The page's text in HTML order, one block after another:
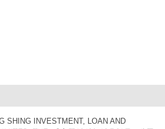
SHING INVESTMENT, LOAN AND